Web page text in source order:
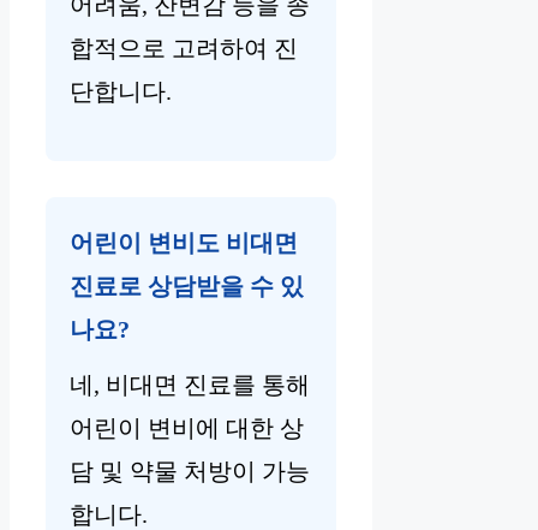
합적으로 고려하여 진
단합니다.
어린이 변비도 비대면
진료로 상담받을 수 있
나요?
네, 비대면 진료를 통해
어린이 변비에 대한 상
담 및 약물 처방이 가능
합니다.